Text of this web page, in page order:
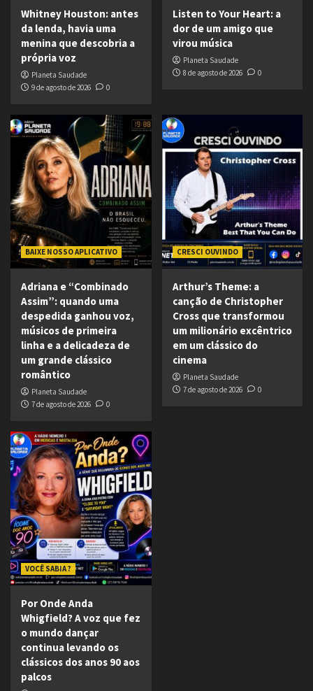
Whitney Houston: antes
da lenda, havia uma
menina que descobria a
própria voz
Planeta Saudade
9 de agosto de 2026
0
Listen to Your Heart: a
dor de um amigo que
virou música
Planeta Saudade
8 de agosto de 2026
0
BAIXE NOSSO APLICATIVO
Adriana e “Combinado
Assim”: quando uma
despedida ganhou voz,
músicos de primeira
linha e a delicadeza de
um grande clássico
romântico
Planeta Saudade
7 de agosto de 2026
0
CRESCI OUVINDO
Arthur’s Theme: a
canção de Christopher
Cross que transformou
um milionário excêntrico
em um clássico do
cinema
Planeta Saudade
7 de agosto de 2026
0
VOCÊ SABIA ?
Por Onde Anda
Whigfield? A voz que fez
o mundo dançar
continua levando os
clássicos dos anos 90 aos
palcos